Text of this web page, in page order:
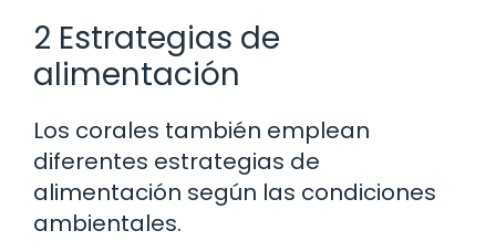
2 Estrategias de
alimentación
Los corales también emplean
diferentes estrategias de
alimentación según las condiciones
ambientales.